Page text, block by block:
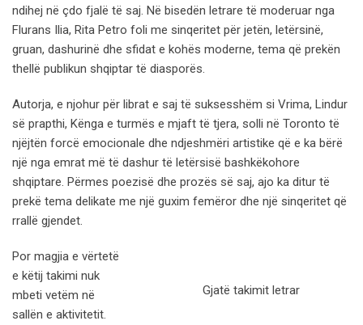
ndihej në çdo fjalë të saj. Në bisedën letrare të moderuar nga
Flurans Ilia, Rita Petro foli me sinqeritet për jetën, letërsinë,
gruan, dashurinë dhe sfidat e kohës moderne, tema që prekën
thellë publikun shqiptar të diasporës.
Autorja, e njohur për librat e saj të suksesshëm si Vrima, Lindur
së prapthi, Kënga e turmës e mjaft të tjera, solli në Toronto të
njëjtën forcë emocionale dhe ndjeshmëri artistike që e ka bërë
një nga emrat më të dashur të letërsisë bashkëkohore
shqiptare. Përmes poezisë dhe prozës së saj, ajo ka ditur të
prekë tema delikate me një guxim femëror dhe një sinqeritet që
rrallë gjendet.
Gjatë takimit letrar
Por magjia e vërtetë
e këtij takimi nuk
mbeti vetëm në
sallën e aktivitetit.